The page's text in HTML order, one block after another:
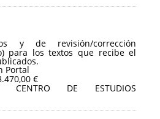
y de revisión/corrección
para los textos que recibe el
Portal
€
CENTRO DE ESTUDIOS